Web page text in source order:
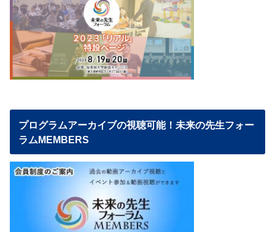
プログラムアーカイブの視聴可能！未来の先生フォー
ラムMEMBERS